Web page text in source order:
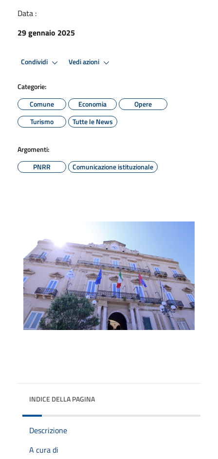
Data :
29 gennaio 2025
Condividi Vedi azioni
Categorie:
Comune
Economia
Opere
Turismo
Tutte le News
Argomenti:
PNRR
Comunicazione istituzionale
INDICE DELLA PAGINA
Descrizione
A cura di